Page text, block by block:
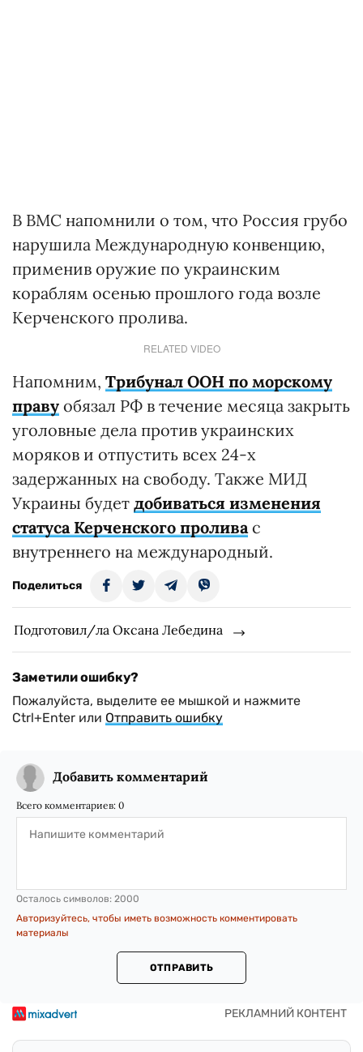
В ВМС напомнили о том, что Россия грубо
нарушила Международную конвенцию,
применив оружие по украинским
кораблям осенью прошлого года возле
Керченского пролива.
RELATED VIDEO
Напомним, Трибунал ООН по морскому
праву обязал РФ в течение месяца закрыть
уголовные дела против украинских
моряков и отпустить всех 24-х
задержанных на свободу. Также МИД
Украины будет добиваться изменения
статуса Керченского проливас
внутреннего на международный.
Поделиться
Подготовил/ла Оксана Лебедина
Заметили ошибку?
Пожалуйста, выделите ее мышкой и нажмите
Ctrl+Enter или Отправить ошибку
Добавить комментарий
Всего комментариев: 0
Осталось символов: 2000
Авторизуйтесь, чтобы иметь возможность комментировать
материалы
ОТПРАВИТЬ